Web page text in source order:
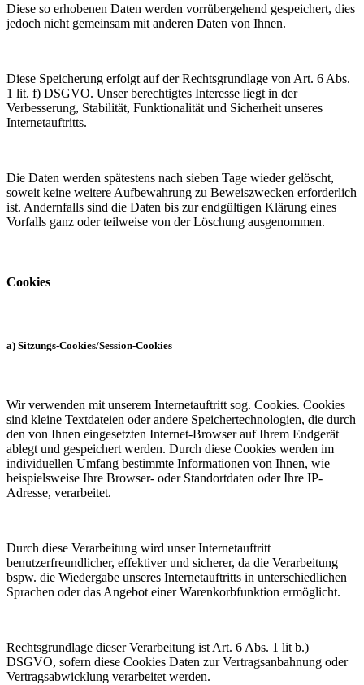
Diese so erhobenen Daten werden vorrübergehend gespeichert, dies
jedoch nicht gemeinsam mit anderen Daten von Ihnen.
Diese Speicherung erfolgt auf der Rechtsgrundlage von Art. 6 Abs.
1 lit. f) DSGVO. Unser berechtigtes Interesse liegt in der
Verbesserung, Stabilität, Funktionalität und Sicherheit unseres
Internetauftritts.
Die Daten werden spätestens nach sieben Tage wieder gelöscht,
soweit keine weitere Aufbewahrung zu Beweiszwecken erforderlich
ist. Andernfalls sind die Daten bis zur endgültigen Klärung eines
Vorfalls ganz oder teilweise von der Löschung ausgenommen.
Cookies
a) Sitzungs-Cookies/Session-Cookies
Wir verwenden mit unserem Internetauftritt sog. Cookies. Cookies
sind kleine Textdateien oder andere Speichertechnologien, die durch
den von Ihnen eingesetzten Internet-Browser auf Ihrem Endgerät
ablegt und gespeichert werden. Durch diese Cookies werden im
individuellen Umfang bestimmte Informationen von Ihnen, wie
beispielsweise Ihre Browser- oder Standortdaten oder Ihre IP-
Adresse, verarbeitet.
Durch diese Verarbeitung wird unser Internetauftritt
benutzerfreundlicher, effektiver und sicherer, da die Verarbeitung
bspw. die Wiedergabe unseres Internetauftritts in unterschiedlichen
Sprachen oder das Angebot einer Warenkorbfunktion ermöglicht.
Rechtsgrundlage dieser Verarbeitung ist Art. 6 Abs. 1 lit b.)
DSGVO, sofern diese Cookies Daten zur Vertragsanbahnung oder
Vertragsabwicklung verarbeitet werden.